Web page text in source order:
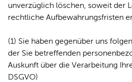
unverzüglich löschen, soweit der
rechtliche Aufbewahrungsfristen
(1) Sie haben gegenüber uns
der Sie betreffenden
Auskunft über die Verarbeitung
DSGVO)